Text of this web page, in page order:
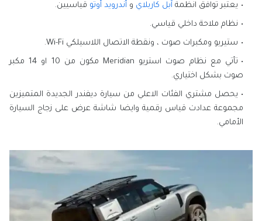
يعتبر توافق انظمة آبل كاربلاي و أندرويد أوتو قياسيين.
نظام ملاحة داخلي قياسي.
ستيريو ومكبرات صوت ، ونقطة الاتصال اللاسيلكي Wi-Fi.
تأتي مع نظام صوت استريو Meridian مكون من 10 او 14 مكبر
صوت بشكل اختياري.
يحصل مشتري الفئات الاعلي من سيارة ديفندر الجديدة المتميزين
مجموعة عدادت قياس رقمية وايضا شاشة عرض على زجاج السيارة
الأمامي.